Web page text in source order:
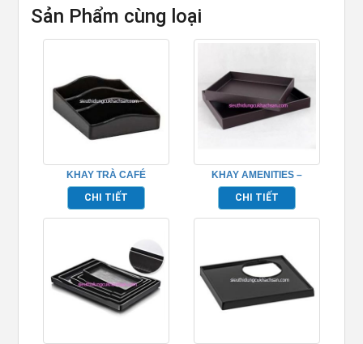
Sản Phẩm cùng loại
KHAY TRÀ CAFÉ
TP695004
CHI TIẾT
KHAY AMENITIES –
TP5090
CHI TIẾT